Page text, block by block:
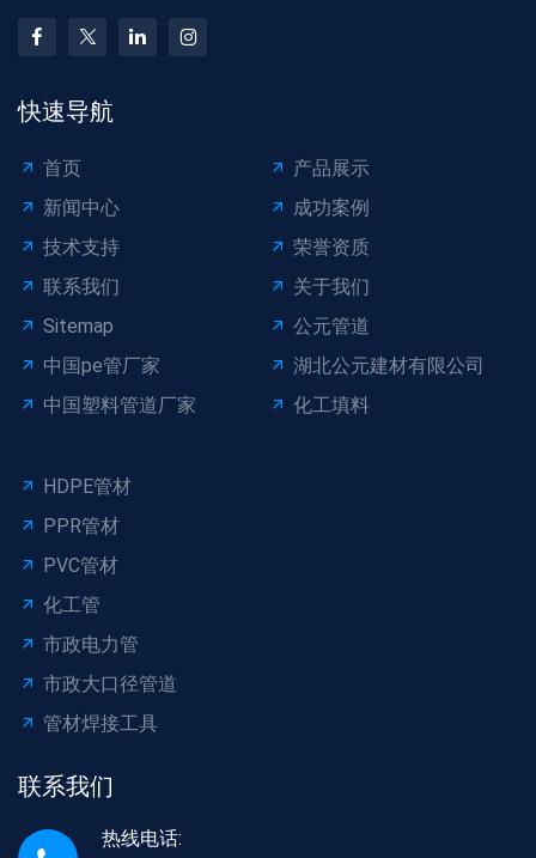
快速导航
首页
产品展示
新闻中心
成功案例
技术支持
荣誉资质
联系我们
关于我们
Sitemap
公元管道
中国pe管厂家
湖北公元建材有限公司
中国塑料管道厂家
化工填料
HDPE管材
PPR管材
PVC管材
化工管
市政电力管
市政大口径管道
管材焊接工具
联系我们
热线电话: